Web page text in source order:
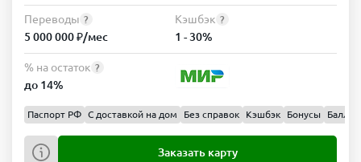
Переводы ?
5 000 000 ₽/мес
Кэшбэк ?
1 - 30%
% на остаток ?
до 14%
Паспорт РФ С доставкой на дом Без справок Кэшбэк Бонусы Баллы
Заказать карту